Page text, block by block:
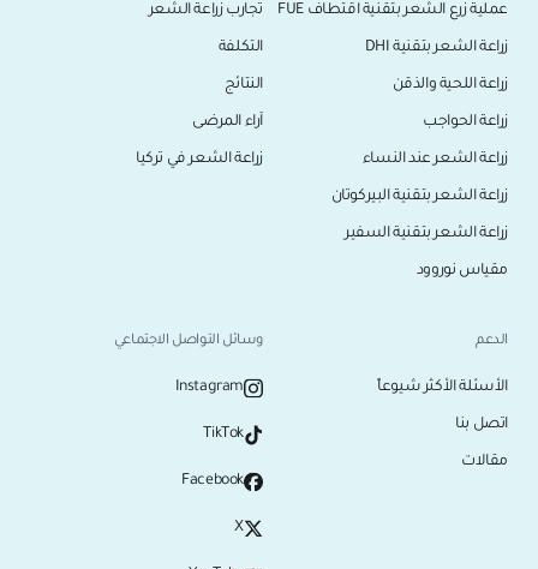
عملية زرع الشعر بتقنية اقتطاف FUE
زراعة الشعر بتقنية DHI
زراعة اللحية والذقن
زراعة الحواجب
زراعة الشعر عند النساء
زراعة الشعر بتقنية البيركوتان
زراعة الشعر بتقنية السفير
مقياس نوروود
تجارب زراعة الشعر
التكلفة
النتائج
آراء المرضى
زراعة الشعر في تركيا
الدعم
الأسئلة الأكثر شيوعاً
اتصل بنا
مقالات
وسائل التواصل الاجتماعي
Instagram
TikTok
Facebook
X